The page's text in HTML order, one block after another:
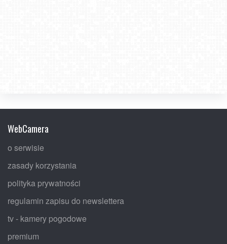
WebCamera
o serwisie
zasady korzystania
polityka prywatności
regulamin zapisu do newslettera
tv - kamery pogodowe
premium